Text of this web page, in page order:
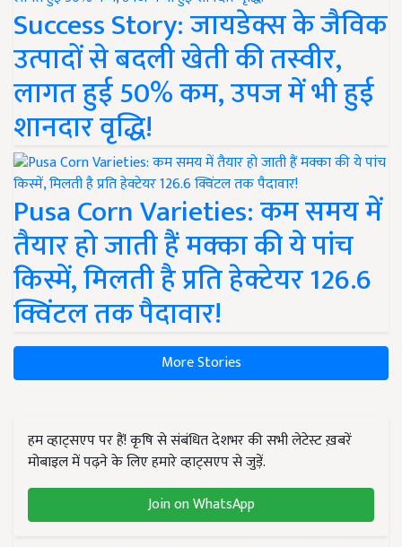
Success Story: जायडेक्स के जैविक
उत्पादों से बदली खेती की तस्वीर,
लागत हुई 50% कम, उपज में भी हुई
शानदार वृद्धि!
Pusa Corn Varieties: कम समय में
तैयार हो जाती हैं मक्का की ये पांच
किस्में, मिलती है प्रति हेक्टेयर 126.6
क्विंटल तक पैदावार!
More Stories
हम व्हाट्सएप पर हैं! कृषि से संबंधित देशभर की सभी लेटेस्ट ख़बरें
मोबाइल में पढ़ने के लिए हमारे व्हाट्सएप से जुड़ें.
Join on WhatsApp